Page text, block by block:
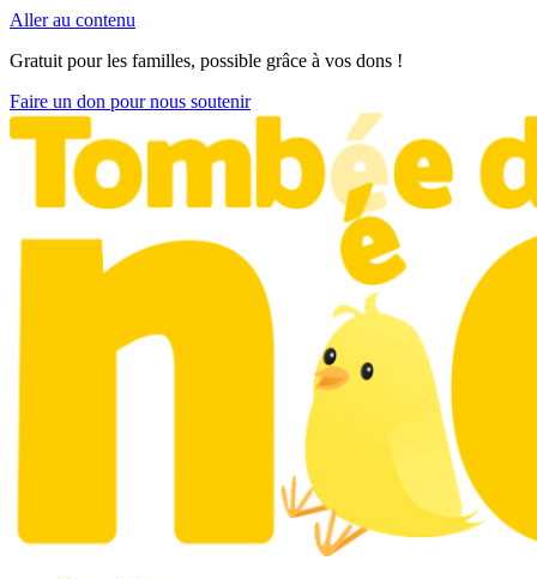
Aller au contenu
Gratuit pour les familles, possible grâce à vos dons !
Faire un don pour nous soutenir